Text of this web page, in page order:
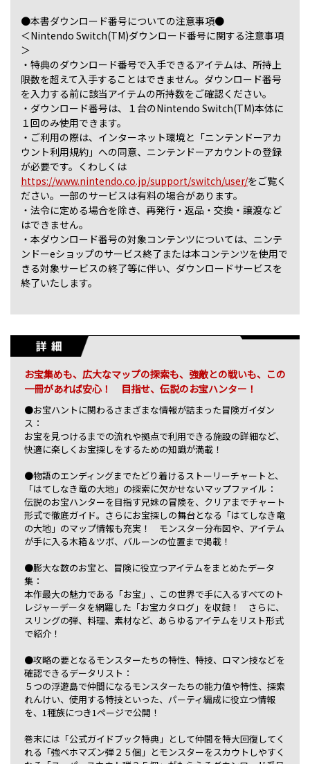
●本書ダウンロード番号についての注意事項●
＜Nintendo Switch(TM)ダウンロード番号に関する注意事項
＞
・特典のダウンロード番号で入手できるアイテムは、所持上
限数を超えて入手することはできません。ダウンロード番号
を入力する前に該当アイテムの所持数をご確認ください。
・ダウンロード番号は、１台のNintendo Switch(TM)本体に
１回のみ使用できます。
・ご利用の際は、インターネット環境と「ニンテンドーアカ
ウント利用規約」への同意、ニンテンドーアカウントの登録
が必要です。くわしくは
https://www.nintendo.co.jp/support/switch/user/をご覧く
ださい。一部のサービスは有料の場合があります。
・法令に定める場合を除き、再発行・返品・交換・譲渡など
はできません。
・本ダウンロード番号の対象コンテンツについては、ニンテ
ンドーeショップのサービス終了または本コンテンツを使用で
きる対象サービスの終了等に伴い、ダウンロードサービスを
終了いたします。
お宝集めも、広大なマップの探索も、強敵との戦いも、この
一冊があれば安心！ 目指せ、伝説のお宝ハンター！
●お宝ハントに関わるさまざまな情報が詰まった冒険ガイダン
ス：
お宝を見つけるまでの流れや拠点で利用できる施設の詳細など、
快適に楽しくお宝探しをするための知識が満載！
●物語のエンディングまでたどり着けるストーリーチャートと、
「はてしなき竜の大地」の探索に欠かせないマップファイル：
伝説のお宝ハンターを目指す兄妹の冒険を、クリアまでチャート
形式で徹底ガイド。さらにお宝探しの舞台となる「はてしなき竜
の大地」のマップ情報も充実！ モンスター分布図や、アイテム
が手に入る木箱＆ツボ、バルーンの位置まで掲載！
●膨大な数のお宝と、冒険に役立つアイテムをまとめたデータ
集：
本作最大の魅力である「お宝」、この世界で手に入るすべてのト
レジャーデータを網羅した「お宝カタログ」を収録！ さらに、
スリングの弾、料理、素材など、あらゆるアイテムをリスト形式
で紹介！
●攻略の要となるモンスターたちの特性、特技、ロマン技などを
確認できるデータリスト：
５つの浮遊島で仲間になるモンスターたちの能力値や特性、探索
れんけい、使用する特技といった、パーティ編成に役立つ情報
を、1種族につき1ページで公開！
巻末には「公式ガイドブック特典」として仲間を特大回復してく
れる「強ベホマズン弾２５個」とモンスターをスカウトしやすく